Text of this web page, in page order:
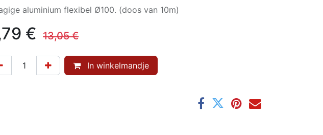
aluminium flexibel Ø100. (doos van 10m)
€ 13,05€
In winkelmandje